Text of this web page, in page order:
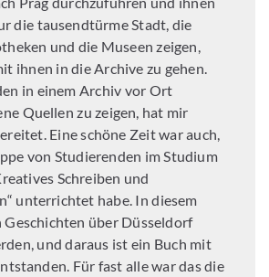
die tausendtürme Stadt, die
und die Museen zeigen,
ihnen in die Archive zu gehen.
in einem Archiv vor Ort
Quellen zu zeigen, hat mir
Eine schöne Zeit war auch,
von Studierenden im Studium
Schreiben und
unterrichtet habe. In diesem
Geschichten über Düsseldorf
und daraus ist ein Buch mit
Für fast alle war das die